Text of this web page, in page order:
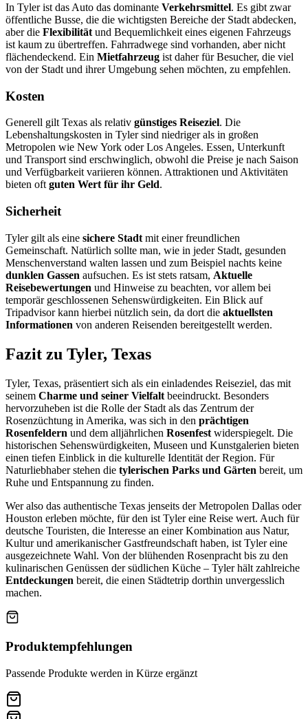
In Tyler ist das Auto das dominante Verkehrsmittel. Es gibt zwar
öffentliche Busse, die die wichtigsten Bereiche der Stadt abdecken,
aber die Flexibilität und Bequemlichkeit eines eigenen Fahrzeugs
ist kaum zu übertreffen. Fahrradwege sind vorhanden, aber nicht
flächendeckend. Ein Mietfahrzeug ist daher für Besucher, die viel
von der Stadt und ihrer Umgebung sehen möchten, zu empfehlen.
Kosten
Generell gilt Texas als relativ günstiges Reiseziel. Die
Lebenshaltungskosten in Tyler sind niedriger als in großen
Metropolen wie New York oder Los Angeles. Essen, Unterkunft
und Transport sind erschwinglich, obwohl die Preise je nach Saison
und Verfügbarkeit variieren können. Attraktionen und Aktivitäten
bieten oft guten Wert für ihr Geld.
Sicherheit
Tyler gilt als eine sichere Stadt mit einer freundlichen
Gemeinschaft. Natürlich sollte man, wie in jeder Stadt, gesunden
Menschenverstand walten lassen und zum Beispiel nachts keine
dunklen Gassen aufsuchen. Es ist stets ratsam, Aktuelle
Reisebewertungen und Hinweise zu beachten, vor allem bei
temporär geschlossenen Sehenswürdigkeiten. Ein Blick auf
Tripadvisor kann hierbei nützlich sein, da dort die aktuellsten
Informationen von anderen Reisenden bereitgestellt werden.
Fazit zu Tyler, Texas
Tyler, Texas, präsentiert sich als ein einladendes Reiseziel, das mit
seinem Charme und seiner Vielfalt beeindruckt. Besonders
hervorzuheben ist die Rolle der Stadt als das Zentrum der
Rosenzüchtung in Amerika, was sich in den prächtigen
Rosenfeldern und dem alljährlichen Rosenfest widerspiegelt. Die
historischen Sehenswürdigkeiten, Museen und Kunstgalerien bieten
einen tiefen Einblick in die kulturelle Identität der Region. Für
Naturliebhaber stehen die tylerischen Parks und Gärten bereit, um
Ruhe und Entspannung zu finden.
Wer also das authentische Texas jenseits der Metropolen Dallas oder
Houston erleben möchte, für den ist Tyler eine Reise wert. Auch für
deutsche Touristen, die Interesse an einer Kombination aus Natur,
Kultur und amerikanischer Gastfreundschaft haben, ist Tyler eine
ausgezeichnete Wahl. Von der blühenden Rosenpracht bis zu den
kulinarischen Genüssen der südlichen Küche – Tyler hält zahlreiche
Entdeckungen bereit, die einen Städtetrip dorthin unvergesslich
machen.
Produktempfehlungen
Passende Produkte werden in Kürze ergänzt